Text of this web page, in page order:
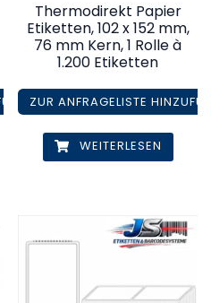
Thermodirekt Papier
Etiketten, 102 x 152 mm,
76 mm Kern, 1 Rolle à
1.200 Etiketten
ZUR ANFRAGELISTE
WEITERLESEN